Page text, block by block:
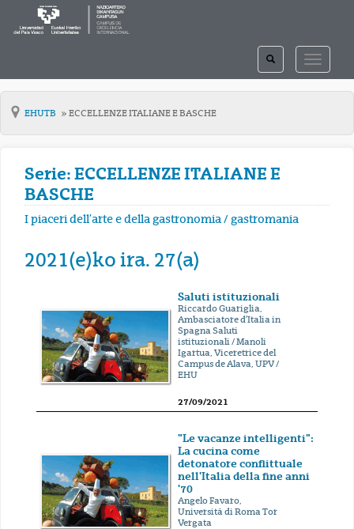
TOGGLE
TOGGLE
SEARCH
EHUTB ECCELLENZE ITALIANE E BASCHE
Serie: ECCELLENZE ITALIANE E
BASCHE
I piaceri dell’arte e della gastronomia / gastromania
2021(e)ko ira. 27(a)
Saluti istituzionali
Riccardo Guariglia,
Ambasciatore d’Italia in
Spagna Saluti
istituzionali / Manoli
Igartua, Viceretrice del
Campus de Alava, UPV /
EHU
27/09/2021
"Le vacanze intelligenti":
La cucina come
detonatore conflittuale
nell'Italia della fine anni
'70
Angelo Favaro,
Università di Roma Tor
Vergata